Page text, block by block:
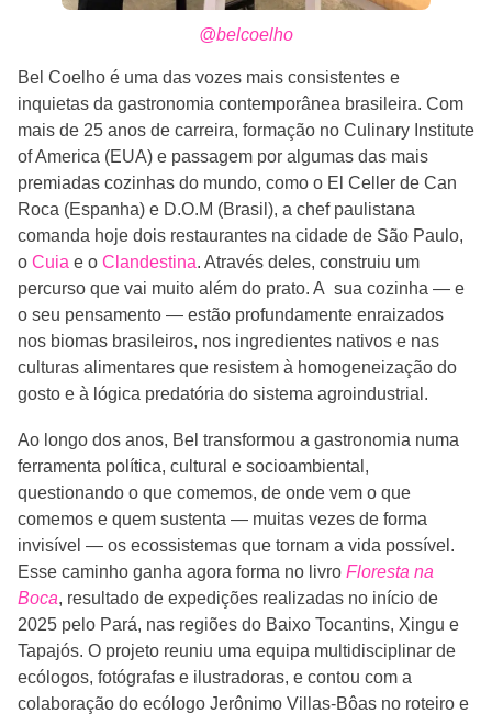
@belcoelho
Bel Coelho é uma das vozes mais consistentes e
inquietas da gastronomia contemporânea brasileira. Com
mais de 25 anos de carreira, formação no Culinary Institute
of America (EUA) e passagem por algumas das mais
premiadas cozinhas do mundo, como o El Celler de Can
Roca (Espanha) e D.O.M (Brasil), a chef paulistana
comanda hoje dois restaurantes na cidade de São Paulo,
o Cuia e o Clandestina. Através deles, construiu um
percurso que vai muito além do prato. A sua cozinha — e
o seu pensamento — estão profundamente enraizados
nos biomas brasileiros, nos ingredientes nativos e nas
culturas alimentares que resistem à homogeneização do
gosto e à lógica predatória do sistema agroindustrial.
Ao longo dos anos, Bel transformou a gastronomia numa
ferramenta política, cultural e socioambiental,
questionando o que comemos, de onde vem o que
comemos e quem sustenta — muitas vezes de forma
invisível — os ecossistemas que tornam a vida possível.
Esse caminho ganha agora forma no livro Floresta na
Boca, resultado de expedições realizadas no início de
2025 pelo Pará, nas regiões do Baixo Tocantins, Xingu e
Tapajós. O projeto reuniu uma equipa multidisciplinar de
ecólogos, fotógrafas e ilustradoras, e contou com a
colaboração do ecólogo Jerônimo Villas-Bôas no roteiro e